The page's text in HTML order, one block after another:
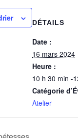
DÉTAILS
Date :
16 mars 2024
Heure :
10 h 30 min -
Catégorie
Atelier